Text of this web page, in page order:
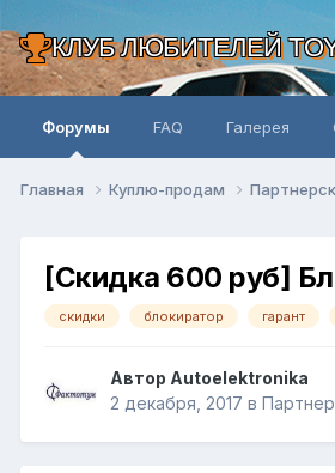
КЛУБ ЛЮБИТЕЛЕЙ
Форумы FAQ Галерея
Главная Куплю-продам
[Скидка 600 руб]
скидки блокиратор гарант
Автор Autoelektronika
2 декабря, 2017 в